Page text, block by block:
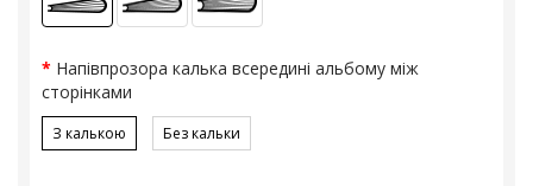
Напівпрозора калька всередині альбому між
сторінками
З калькою Без кальки